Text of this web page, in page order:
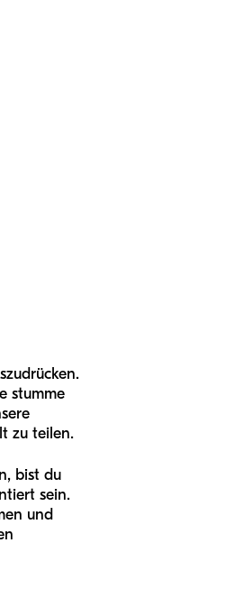
stumme
zu teilen.
bist du
sein.
und